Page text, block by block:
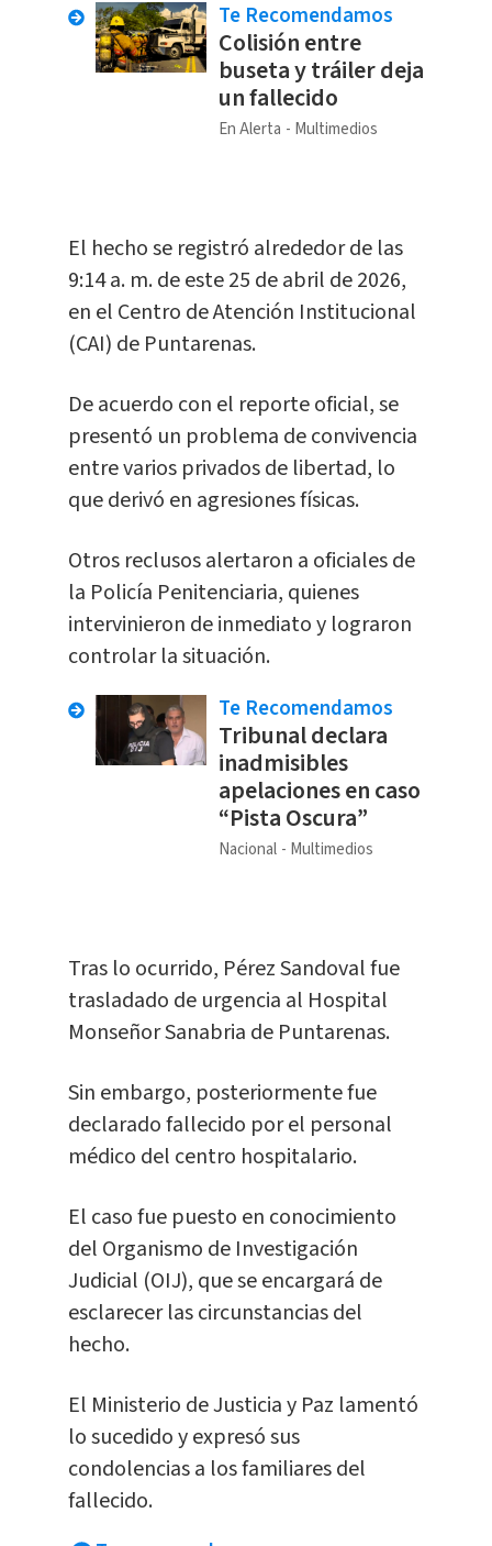
Te Recomendamos
Colisión entre
buseta y tráiler deja
un fallecido
En Alerta Multimedios
El hecho se registró alrededor de las
9:14 a. m. de este 25 de abril de 2026,
en el Centro de Atención Institucional
(CAI) de Puntarenas.
De acuerdo con el reporte oficial, se
presentó un problema de convivencia
entre varios privados de libertad, lo
que derivó en agresiones físicas.
Otros reclusos alertaron a oficiales de
la Policía Penitenciaria, quienes
intervinieron de inmediato y lograron
controlar la situación.
Te Recomendamos
Tribunal declara
inadmisibles
apelaciones en caso
“Pista Oscura”
Nacional Multimedios
Tras lo ocurrido, Pérez Sandoval fue
trasladado de urgencia al Hospital
Monseñor Sanabria de Puntarenas.
Sin embargo, posteriormente fue
declarado fallecido por el personal
médico del centro hospitalario.
El caso fue puesto en conocimiento
del Organismo de Investigación
Judicial (OIJ), que se encargará de
esclarecer las circunstancias del
hecho.
El Ministerio de Justicia y Paz lamentó
lo sucedido y expresó sus
condolencias a los familiares del
fallecido.